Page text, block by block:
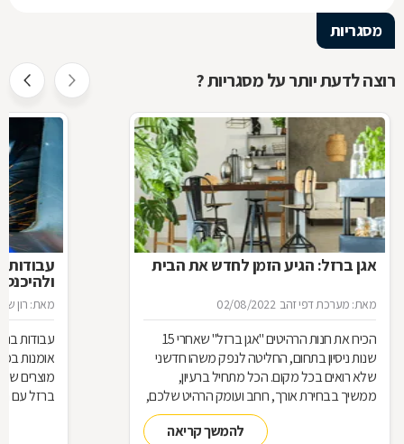
מסגריות
רוצה לדעת יותר על מסגריות ?
אגן ברזל: הגיע הזמן לחדש את הבית
מאת: מערכת דפי זהב 02/08/2022
הכירו את חנות הרהיטים ''אגן ברזל'' שאחרי 15
שנות ניסיון בתחום, החליטה לנפק משהו חדשני
שלא רואים בכל מקום. הכל מתחיל ברעיון,
ממשיך בבחירת אורך, רוחב ועומק הרהיט שלכם,
ממשיך בייצור מקורי ממיטב חומרי הגלם ומסתיים
ביצירת הפתרון המרשים והמעשי ביותר עבורכם
להמשך קריאה
עבודות
מאת: רון
עבודות
אומנות
מוצרים
ברזל עם